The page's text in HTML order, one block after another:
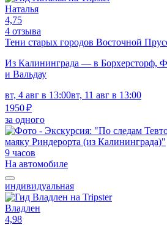
Наталья
4,75
4 отзыва
Тени старых городов Восточной
Из Калининграда — в Борхерсторф,
и Вальдау
вт, 4 авг в 13:00вт, 11 авг в 13:00
1950 ₽
за одного
9 часов
На автомобиле
индивидуальная
Владлен
4,98